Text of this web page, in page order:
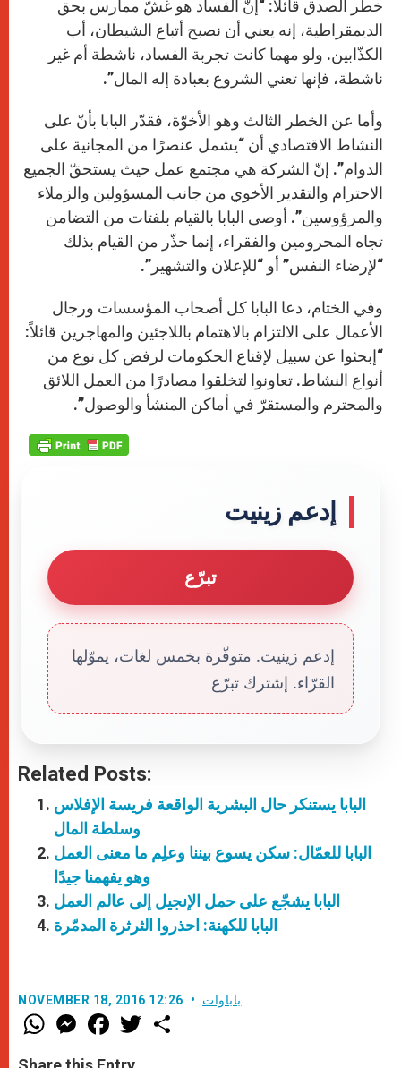
خطر الصدق قائلاً: “إنّ الفساد هو غشّ ممارس بحق
الديمقراطية، إنه يعني أن نصبح أتباع الشيطان، أب
الكذّابين. ولو مهما كانت تجربة الفساد، ناشطة أم غير
ناشطة، فإنها تعني الشروع بعبادة إله المال”.
وأما عن الخطر الثالث وهو الأخوّة، فقدّر البابا بأنّ على
النشاط الاقتصادي أن “يشمل عنصرًا من المجانية على
الدوام”. إنّ الشركة هي مجتمع عمل حيث يستحقّ الجميع
الاحترام والتقدير الأخوي من جانب المسؤولين والزملاء
والمرؤوسين”. أوصى البابا بالقيام بلفتات من التضامن
تجاه المحرومين والفقراء، إنما حذّر من القيام بذلك
“لإرضاء النفس” أو “للإعلان والتشهير”.
وفي الختام، دعا البابا كل أصحاب المؤسسات ورجال
الأعمال على الالتزام بالاهتمام باللاجئين والمهاجرين قائلاً:
“إبحثوا عن سبيل لإقناع الحكومات لرفض كل نوع من
أنواع النشاط. تعاونوا لتخلقوا مصادرًا من العمل اللائق
والمحترم والمستقرّ في أماكن المنشأ والوصول”.
إدعم زينيت
تبرّع
إدعم زينيت. متوفّرة بخمس لغات، يموّلها
القرّاء. إشترك تبرّع
Related Posts:
البابا يستنكر حال البشرية الواقعة فريسة الإفلاس
وسلطة المال
البابا للعمّال: سكن يسوع بيننا وعلِم ما معنى العمل
وهو يفهمنا جيدًا
البابا يشجّع على حمل الإنجيل إلى عالم العمل
البابا للكهنة: احذروا الثرثرة المدمّرة
NOVEMBER 18, 2016 12:26 باباوات
W
h
t
M
e
s
F
a
e
w